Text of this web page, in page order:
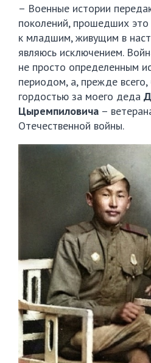
– Военные истории
поколений, прошедших
к младшим, живущим в
являюсь исключением.
не просто определенным
периодом, а, прежде
гордостью за моего деда
Цыремпиловича –
Отечественной войны.